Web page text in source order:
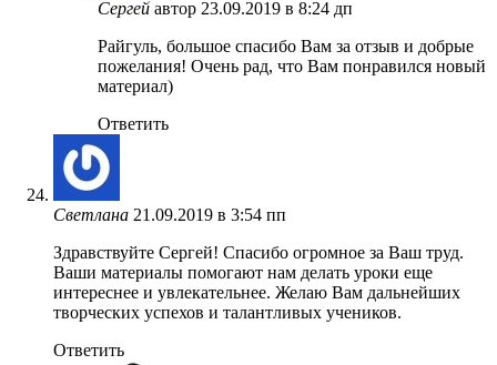
Сергей автор 23.09.2019 в 8:24 дп
Райгуль, большое спасибо Вам за отзыв и добрые
пожелания! Очень рад, что Вам понравился новый
материал)
Ответить
Светлана 21.09.2019 в 3:54 пп
Здравствуйте Сергей! Спасибо огромное за Ваш труд.
Ваши материалы помогают нам делать уроки еще
интереснее и увлекательнее. Желаю Вам дальнейших
творческих успехов и талантливых учеников.
Ответить